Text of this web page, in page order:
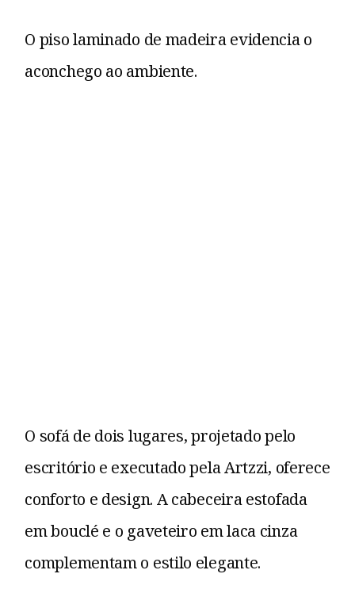
O piso laminado de madeira evidencia o
aconchego ao ambiente.
O sofá de dois lugares, projetado pelo
escritório e executado pela Artzzi, oferece
conforto e design. A cabeceira estofada
em bouclé e o gaveteiro em laca cinza
complementam o estilo elegante.